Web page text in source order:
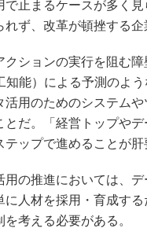
で止まるケースが多く
れず、改革が頓挫する企
ションの実行を阻む
知能）による予測のよ
活用のためのシステム
とだ。「経営トップや
テップで進めることが肝
の推進においては、
に人材を採用・育成す
を考える必要がある。